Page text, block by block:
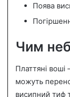
Поява
Чим
Платтяні
можуть
висипний тиф